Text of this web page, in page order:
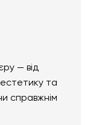
— від
та
справжнім